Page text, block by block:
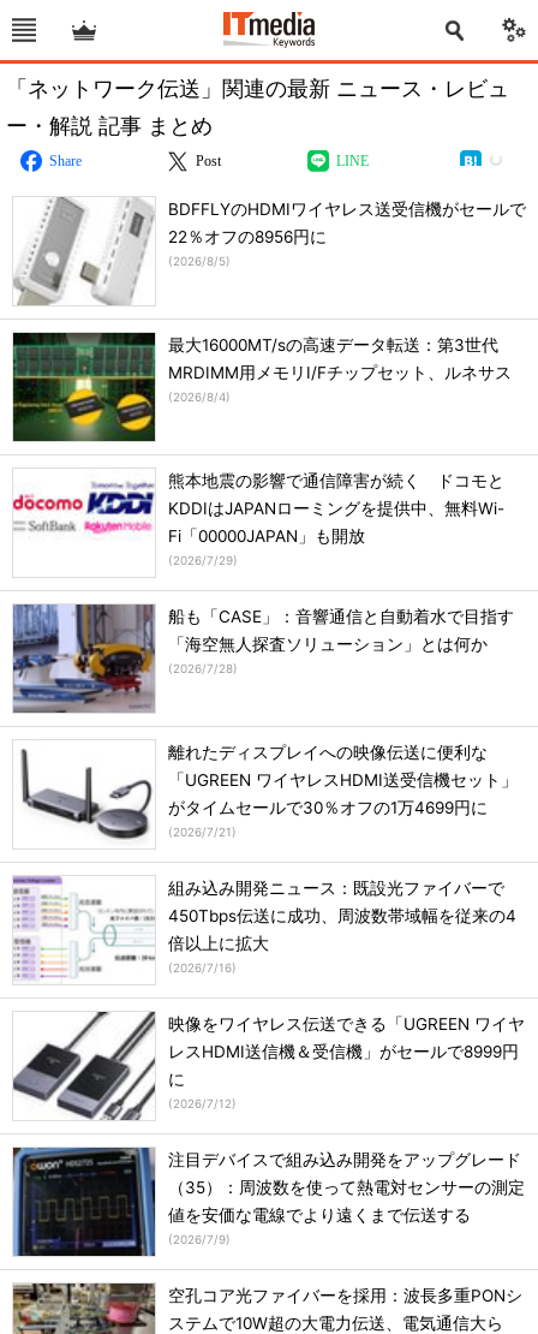
「ネットワーク伝送」関連の最新 ニュース・レビュ
ー・解説 記事 まとめ
Share Post LINE
BDFFLYのHDMIワイヤレス送受信機がセールで
22％オフの8956円に
(2026/8/5)
最大16000MT/sの高速データ転送：第3世代
MRDIMM用メモリI/Fチップセット、ルネサス
(2026/8/4)
熊本地震の影響で通信障害が続く ドコモと
KDDIはJAPANローミングを提供中、無料Wi-
Fi「00000JAPAN」も開放
(2026/7/29)
船も「CASE」：音響通信と自動着水で目指す
「海空無人探査ソリューション」とは何か
(2026/7/28)
離れたディスプレイへの映像伝送に便利な
「UGREEN ワイヤレスHDMI送受信機セット」
がタイムセールで30％オフの1万4699円に
(2026/7/21)
組み込み開発ニュース：既設光ファイバーで
450Tbps伝送に成功、周波数帯域幅を従来の4
倍以上に拡大
(2026/7/16)
映像をワイヤレス伝送できる「UGREEN ワイヤ
レスHDMI送信機＆受信機」がセールで8999円
に
(2026/7/12)
注目デバイスで組み込み開発をアップグレード
（35）：周波数を使って熱電対センサーの測定
値を安価な電線でより遠くまで伝送する
(2026/7/9)
空孔コア光ファイバーを採用：波長多重PONシ
ステムで10W超の大電力伝送、電気通信大ら